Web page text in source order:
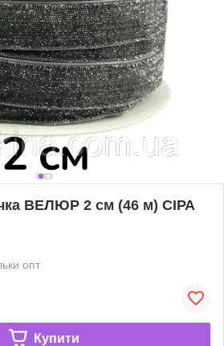
ВЕЛЮР 2 см (46 м) СІРА
опт
Купити